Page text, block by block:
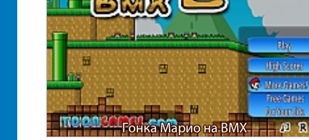
Гонка Марио на BMX